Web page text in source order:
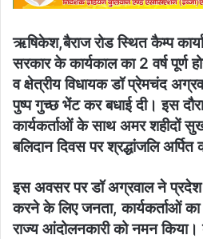
ऋषिकेश,बैराज रोड स्थित कैम्प
सरकार के कार्यकाल का 2 वर्ष पूर्ण
व क्षेत्रीय विधायक डॉ प्रेमचंद
पुष्प गुच्छ भेंट कर बधाई दी। इस
कार्यकर्ताओं के साथ अमर शहीदों
बलिदान दिवस पर श्रद्धांजलि अर्पित
इस अवसर पर डॉ अग्रवाल ने
करने के लिए जनता, कार्यकर्ताओं
राज्य आंदोलनकारी को नमन किया।